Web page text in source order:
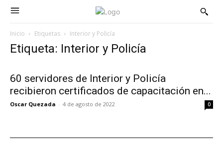
Inicio Etiquetas Interior y Policía
Etiqueta: Interior y Policía
60 servidores de Interior y Policía
recibieron certificados de capacitación en...
Oscar Quezada - 4 de agosto de 2022 0